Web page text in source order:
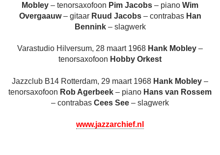
Mobley – tenorsaxofoon Pim Jacobs – piano Wim
Overgaauw– gitaar Ruud Jacobs– contrabas Han
Bennink– slagwerk
Varastudio Hilversum, 28 maart 1968 Hank Mobley –
tenorsaxofoon Hobby Orkest
Jazzclub B14 Rotterdam, 29 maart 1968 Hank Mobley –
tenorsaxofoon Rob Agerbeek – piano Hans van Rossem
– contrabas Cees See – slagwerk
www.jazzarchief.nl